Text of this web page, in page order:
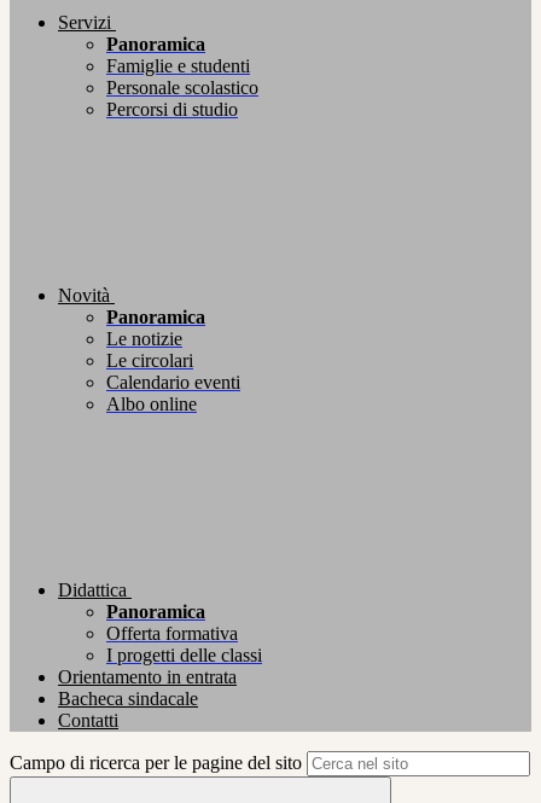
Servizi
Panoramica
Famiglie e studenti
Personale scolastico
Percorsi di studio
Novità
Panoramica
Le notizie
Le circolari
Calendario eventi
Albo online
Didattica
Panoramica
Offerta formativa
I progetti delle classi
Orientamento in entrata
Bacheca sindacale
Contatti
Campo di ricerca per le pagine del sito